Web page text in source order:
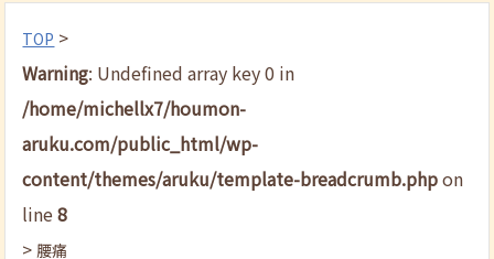
TOP >
Warning: Undefined array key 0 in
/home/michellx7/houmon-
aruku.com/public_html/wp-
content/themes/aruku/template-breadcrumb.phpon
line8
> 腰痛